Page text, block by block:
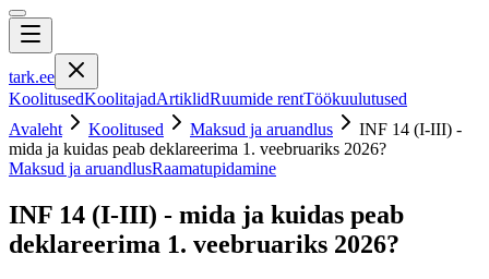
tark.ee
KoolitusedKoolitajadArtiklidRuumide rentTöökuulutused
Avaleht
Koolitused Maksud ja aruandlus
INF 14 (I-III) -
mida ja kuidas peab deklareerima 1. veebruariks 2026?
Maksud ja aruandlusRaamatupidamine
INF 14 (I-III) - mida ja kuidas peab
deklareerima 1. veebruariks 2026?